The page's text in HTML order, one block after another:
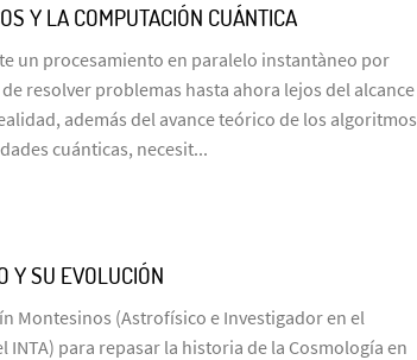
Y LA COMPUTACIÓN CUÁNTICA
un procesamiento en paralelo instantàneo por
resolver problemas hasta ahora lejos del alcance
además del avance teórico de los algoritmos
cuánticas, necesit...
Y SU EVOLUCIÓN
Montesinos (Astrofísico e Investigador en el
INTA) para repasar la historia de la Cosmología en